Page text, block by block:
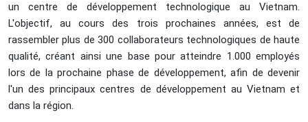
un centre de développement technologique au Vietnam.
L'objectif, au cours des trois prochaines années, est de
rassembler plus de 300 collaborateurs technologiques de haute
qualité, créant ainsi une base pour atteindre 1.000 employés
lors de la prochaine phase de développement, afin de devenir
l'un des principaux centres de développement au Vietnam et
dans la région.